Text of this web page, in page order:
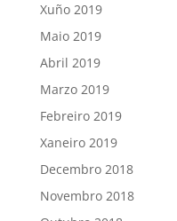
Xuño 2019
Maio 2019
Abril 2019
Marzo 2019
Febreiro 2019
Xaneiro 2019
Decembro 2018
Novembro 2018